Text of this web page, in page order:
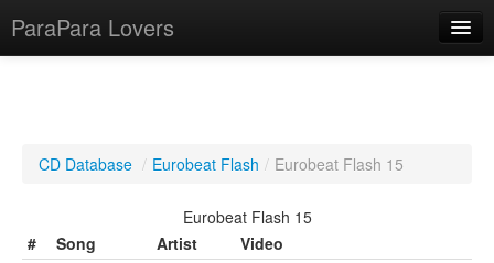
ParaPara Lovers
TechPara Video Database
CD Database / Eurobeat Flash / Eurobeat Flash 15
Eurobeat Flash 15
#
Song Artist
Video